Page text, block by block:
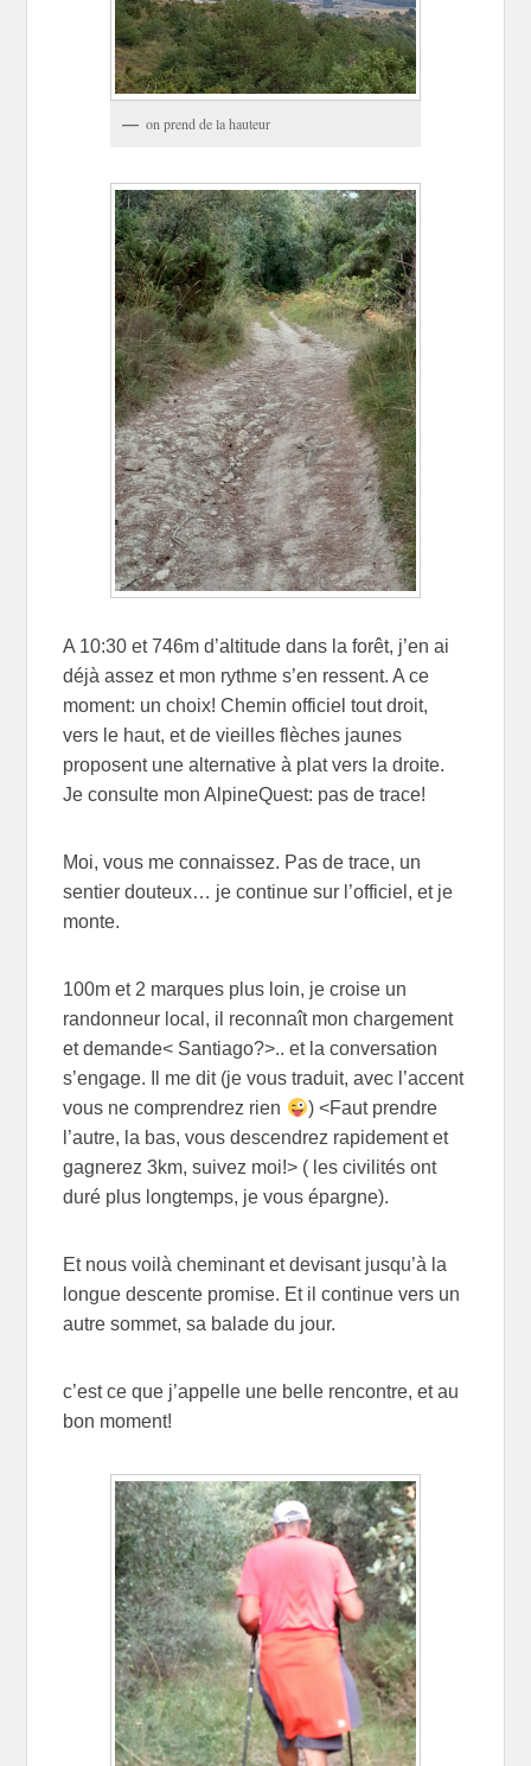
on prend de la hauteur
A 10:30 et 746m d’altitude dans la forêt, j’en ai
déjà assez et mon rythme s’en ressent. A ce
moment: un choix! Chemin officiel tout droit,
vers le haut, et de vieilles flèches jaunes
proposent une alternative à plat vers la droite.
Je consulte mon AlpineQuest: pas de trace!
Moi, vous me connaissez. Pas de trace, un
sentier douteux… je continue sur l’officiel, et je
monte.
100m et 2 marques plus loin, je croise un
randonneur local, il reconnaît mon chargement
et demande< Santiago?>.. et la conversation
s’engage. Il me dit (je vous traduit, avec l’accent
vous ne comprendrez rien
) <Faut prendre
l’autre, la bas, vous descendrez rapidement et
gagnerez 3km, suivez moi!> ( les civilités ont
duré plus longtemps, je vous épargne).
Et nous voilà cheminant et devisant jusqu’à la
longue descente promise. Et il continue vers un
autre sommet, sa balade du jour.
c’est ce que j’appelle une belle rencontre, et au
bon moment!